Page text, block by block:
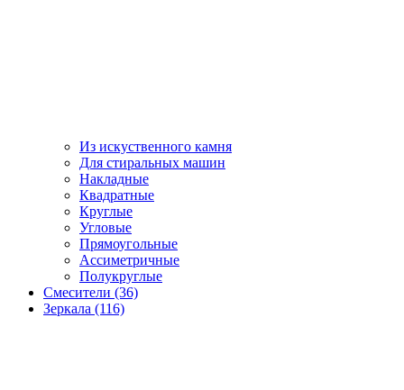
Из искуственного камня
Для стиральных машин
Накладные
Квадратные
Круглые
Угловые
Прямоугольные
Ассиметричные
Полукруглые
Смесители (36)
Зеркала (116)